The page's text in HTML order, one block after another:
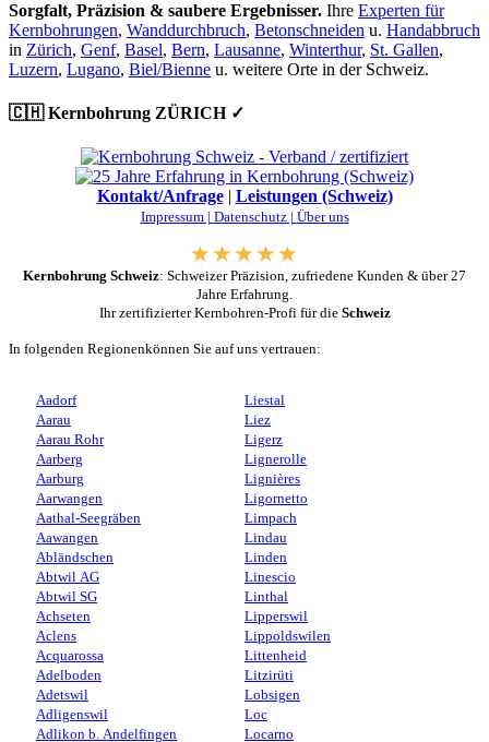
Sorgfalt, Präzision & saubere Ergebnisser. Ihre Experten für
Kernbohrungen, Wanddurchbruch, Betonschneiden u. Handabbruch
in Zürich, Genf, Basel, Bern, Lausanne, Winterthur, St. Gallen,
Luzern, Lugano, Biel/Bienne u. weitere Orte in der Schweiz.
🇨🇭 Kernbohrung ZÜRICH ✓
Kontakt/Anfrage| Leistungen (Schweiz)
Impressum | Datenschutz | Über uns
Kernbohrung Schweiz: Schweizer Präzision, zufriedene Kunden & über 27
Jahre Erfahrung.
Ihr zertifizierter Kernbohren-Profi für die Schweiz
In folgenden Regionenkönnen Sie auf uns vertrauen:
Aadorf
Aarau
Aarau Rohr
Aarberg
Aarburg
Aarwangen
Aathal-Seegräben
Aawangen
Abländschen
Abtwil AG
Abtwil SG
Achseten
Aclens
Acquarossa
Adelboden
Adetswil
Adligenswil
Adlikon b. Andelfingen
Liestal
Liez
Ligerz
Lignerolle
Lignières
Ligornetto
Limpach
Lindau
Linden
Linescio
Linthal
Lipperswil
Lippoldswilen
Littenheid
Litzirüti
Lobsigen
Loc
Locarno